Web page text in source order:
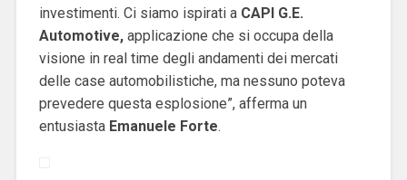
investimenti. Ci siamo ispirati a CAPI G.E.
Automotive,applicazione che si occupa della
visione in real time degli andamenti dei mercati
delle case automobilistiche, ma nessuno poteva
prevedere questa esplosione”, afferma un
entusiasta Emanuele Forte.